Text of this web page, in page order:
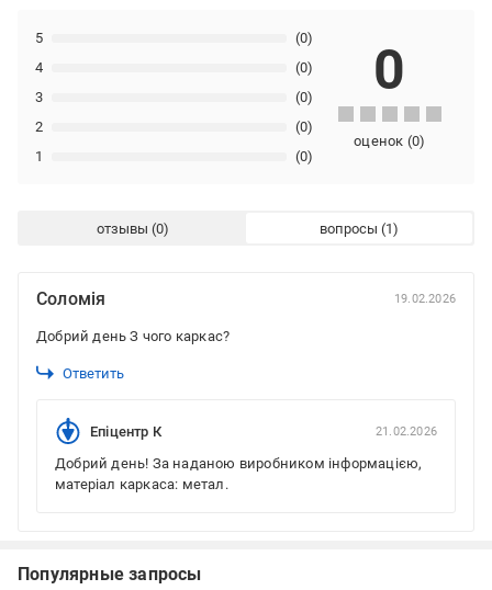
1 (0)
2 (0)
3 (0)
4 (0)
5 (0)
0
оценок (0)
отзывы вопросы
Соломія 19.02.2026
Добрий день З чого каркас?
Ответить
Епіцентр К 21.02.2026
Добрий день! За наданою виробником інформацією,
матеріал каркаса: метал.
Популярные запросы